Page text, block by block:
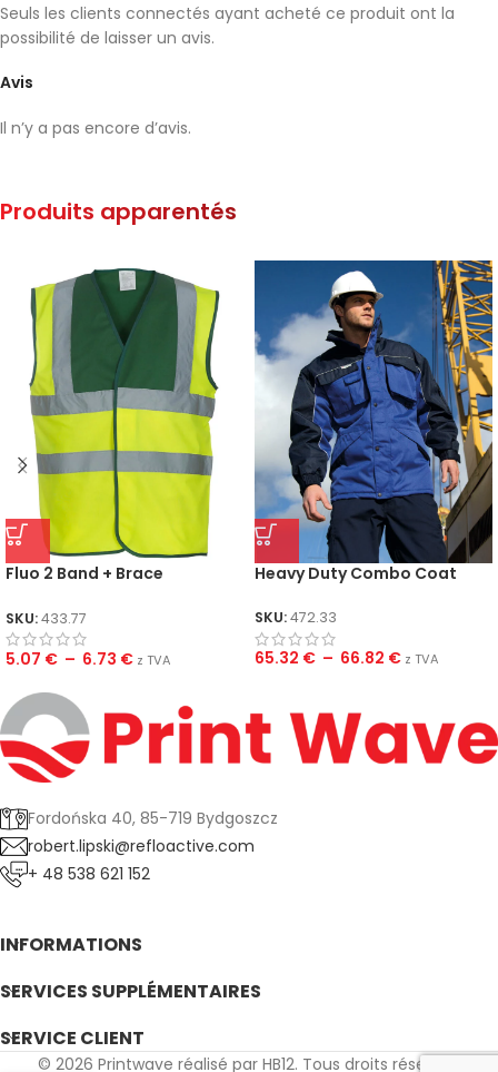
Avis
Il n’y a pas encore d’avis.
Seuls les clients connectés ayant acheté ce produit ont la
possibilité de laisser un avis.
Produits apparentés
Fluo 2 Band + Brace
SKU:433.77
5.07 € – 6.73 € z TVA
Heavy Duty Combo Coat
SKU:472.33
65.32 € – 66.82 € z TVA
Fordońska 40, 85-719 Bydgoszcz
robert.lipski@refloactive.com
+ 48 538 621 152
INFORMATIONS
SERVICES SUPPLÉMENTAIRES
SERVICE CLIENT
© 2026 Printwave réalisé par HB12. Tous droits réservés.